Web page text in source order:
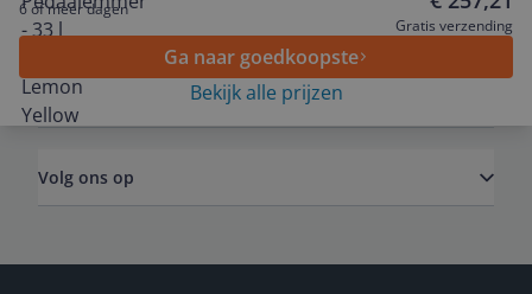
6 of meer dagen
Gratis verzending
Ga naar goedkoopste
Bekijk alle prijzen
Algemeen
Zakelijk
Volg ons op